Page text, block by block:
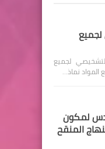
لجميع
المواد نماذ…
لمكون
المنقح